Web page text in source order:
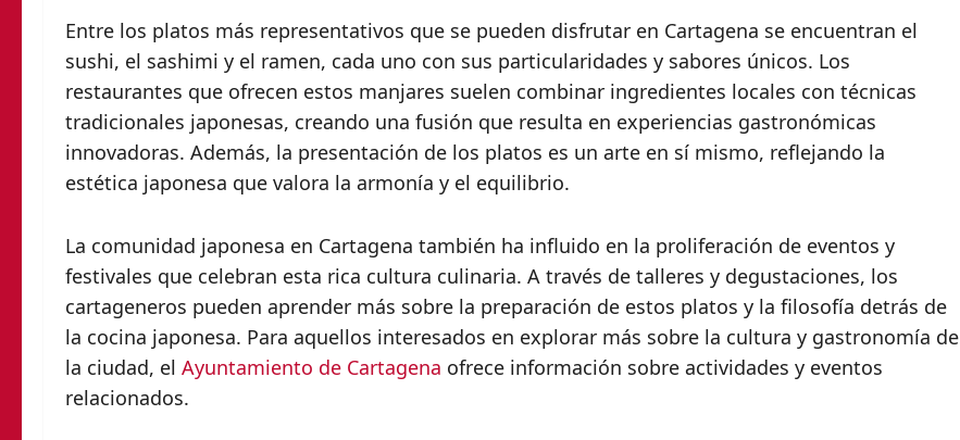
Entre los platos más representativos que se pueden disfrutar en Cartagena se encuentran el
sushi, el sashimi y el ramen, cada uno con sus particularidades y sabores únicos. Los
restaurantes que ofrecen estos manjares suelen combinar ingredientes locales con técnicas
tradicionales japonesas, creando una fusión que resulta en experiencias gastronómicas
innovadoras. Además, la presentación de los platos es un arte en sí mismo, reflejando la
estética japonesa que valora la armonía y el equilibrio.
La comunidad japonesa en Cartagena también ha influido en la proliferación de eventos y
festivales que celebran esta rica cultura culinaria. A través de talleres y degustaciones, los
cartageneros pueden aprender más sobre la preparación de estos platos y la filosofía detrás de
la cocina japonesa. Para aquellos interesados en explorar más sobre la cultura y gastronomía de
la ciudad, el Ayuntamiento de Cartagena ofrece información sobre actividades y eventos
relacionados.